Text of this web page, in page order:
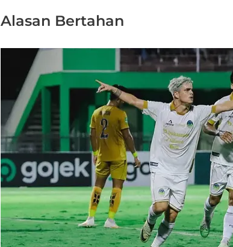
Alasan Bertahan